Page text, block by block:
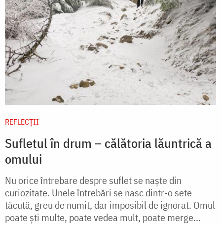
REFLECȚII
Sufletul în drum – călătoria lăuntrică a
omului
Nu orice întrebare despre suflet se naște din
curiozitate. Unele întrebări se nasc dintr-o sete
tăcută, greu de numit, dar imposibil de ignorat. Omul
poate ști multe, poate vedea mult, poate merge...